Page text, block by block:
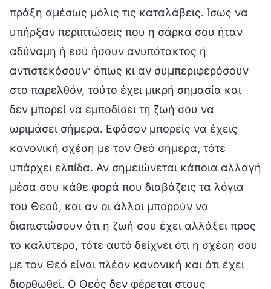
πράξη αμέσως μόλις τις καταλάβεις. Ίσως να
υπήρξαν περιπτώσεις που η σάρκα σου ήταν
αδύναμη ή εσύ ήσουν ανυπότακτος ή
αντιστεκόσουν· όπως κι αν συμπεριφερόσουν
στο παρελθόν, τούτο έχει μικρή σημασία και
δεν μπορεί να εμποδίσει τη ζωή σου να
ωριμάσει σήμερα. Εφόσον μπορείς να έχεις
κανονική σχέση με τον Θεό σήμερα, τότε
υπάρχει ελπίδα. Αν σημειώνεται κάποια αλλαγή
μέσα σου κάθε φορά που διαβάζεις τα λόγια
του Θεού, και αν οι άλλοι μπορούν να
διαπιστώσουν ότι η ζωή σου έχει αλλάξει προς
το καλύτερο, τότε αυτό δείχνει ότι η σχέση σου
με τον Θεό είναι πλέον κανονική και ότι έχει
διορθωθεί. Ο Θεός δεν φέρεται στους